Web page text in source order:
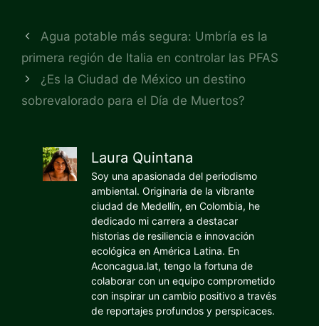
Agua potable más segura: Umbría es la
primera región de Italia en controlar las PFAS
¿Es la Ciudad de México un destino
sobrevalorado para el Día de Muertos?
Laura Quintana
Soy una apasionada del periodismo
ambiental. Originaria de la vibrante
ciudad de Medellín, en Colombia, he
dedicado mi carrera a destacar
historias de resiliencia e innovación
ecológica en América Latina. En
Aconcagua.lat, tengo la fortuna de
colaborar con un equipo comprometido
con inspirar un cambio positivo a través
de reportajes profundos y perspicaces.